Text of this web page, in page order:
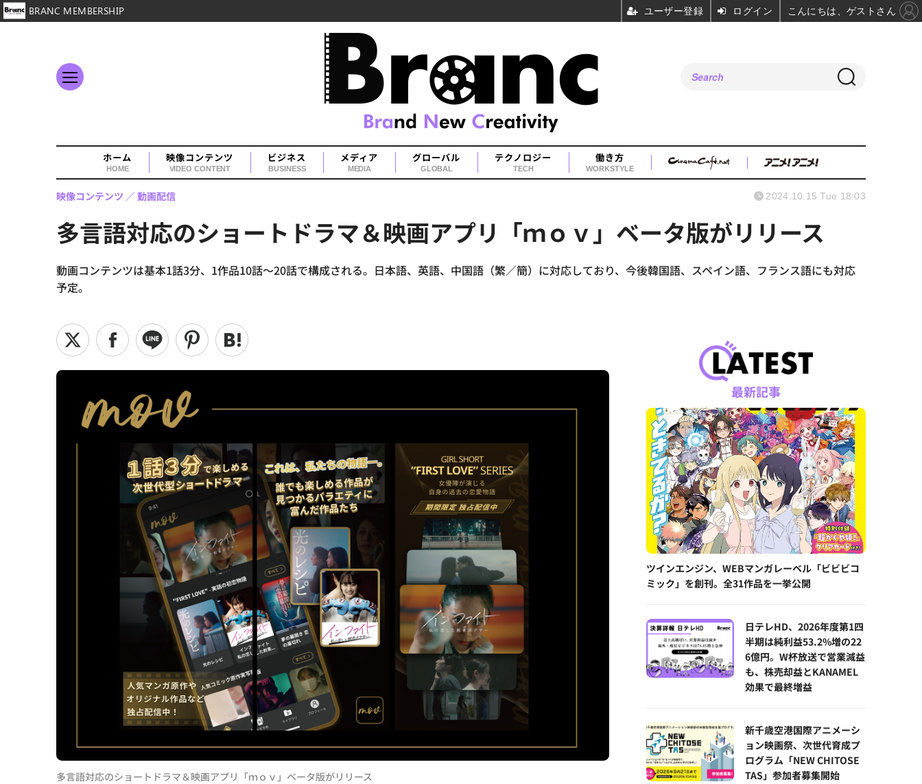
ホーム
HOME
映像コンテンツ
VIDEO CONTENT
ビジネス
BUSINESS
メディア
MEDIA
グローバル
GLOBAL
テクノロジー
TECH
働き方
WORKSTYLE
多言語対応のショートドラマ＆映画アプリ「ｍｏｖ」ベータ版がリリース
動画コンテンツは基本1話3分、1作品10話～20話で構成される。日本語、英語、中国語（繁／簡）に対応しており、今後韓国語、スペイン語、フランス語にも対応
予定。
映像コンテンツ 動画配信 2024.10.15 Tue 18:03
多言語対応のショートドラマ＆映画アプリ「ｍｏｖ」ベータ版がリリース
最新記事
ツインエンジン、WEBマンガレーベル「ビビビコ
ミック」を創刊。全31作品を一挙公開
日テレHD、2026年度第1四
半期は純利益53.2%増の22
6億円。W杯放送で営業減益
も、株売却益とKANAMEL
効果で最終増益
新千歳空港国際アニメーシ
ョン映画祭、次世代育成プ
ログラム「NEW CHITOSE
TAS」参加者募集開始
BRANC MEMBERSHIP ユーザー登録 ログイン こんにちは、ゲストさん